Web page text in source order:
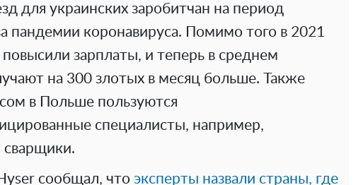
для украинских заробитчан на период
пандемии коронавируса. Помимо того в 2021
зарплаты, и теперь в среднем
на 300 злотых в месяц больше. Также
в Польше пользуются
специалисты, например,
сварщики.
сообщал, что эксперты назвали страны, где